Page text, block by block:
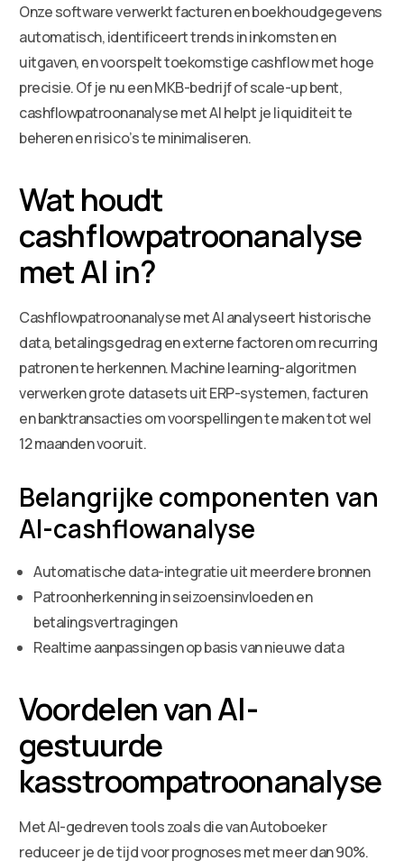
Onze software verwerkt facturen en boekhoudgegevens
automatisch, identificeert trends in inkomsten en
uitgaven, en voorspelt toekomstige cashflow met hoge
precisie. Of je nu een MKB-bedrijf of scale-up bent,
cashflowpatroonanalyse met AI helpt je liquiditeit te
beheren en risico’s te minimaliseren.
Wat houdt
cashflowpatroonanalyse
met AI in?
Cashflowpatroonanalyse met AI analyseert historische
data, betalingsgedrag en externe factoren om recurring
patronen te herkennen. Machine learning-algoritmen
verwerken grote datasets uit ERP-systemen, facturen
en banktransacties om voorspellingen te maken tot wel
12 maanden vooruit.
Belangrijke componenten van
AI-cashflowanalyse
Automatische data-integratie uit meerdere bronnen
Patroonherkenning in seizoensinvloeden en
betalingsvertragingen
Realtime aanpassingen op basis van nieuwe data
Voordelen van AI-
gestuurde
kasstroompatroonanalyse
Met AI-gedreven tools zoals die van Autoboeker
reduceer je de tijd voor prognoses met meer dan 90%.